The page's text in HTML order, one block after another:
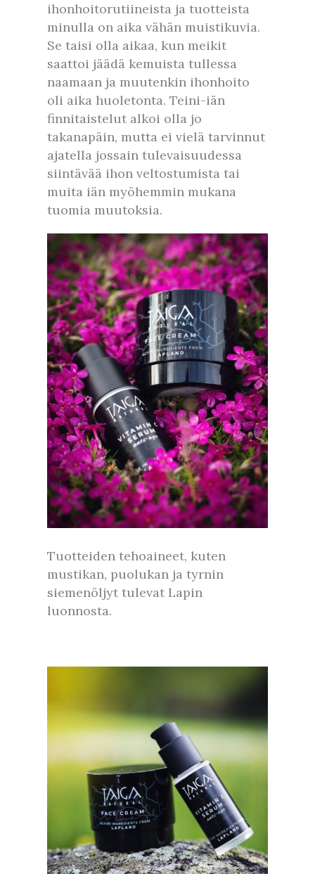
ihonhoitorutiineista ja tuotteista
minulla on aika vähän muistikuvia.
Se taisi olla aikaa, kun meikit
saattoi jäädä kemuista tullessa
naamaan ja muutenkin ihonhoito
oli aika huoletonta. Teini-iän
finnitaistelut alkoi olla jo
takanapäin, mutta ei vielä tarvinnut
ajatella jossain tulevaisuudessa
siintävää ihon veltostumista tai
muita iän myöhemmin mukana
tuomia muutoksia.
Tuotteiden tehoaineet, kuten
mustikan, puolukan ja tyrnin
siemenöljyt tulevat Lapin
luonnosta.